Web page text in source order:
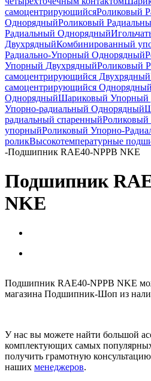
самоцентрирующийсяРоликовый
ОднорядныйРоликовый
Радиальный Однорядный
ДвухрядныйКомбинированный
Радиально-Упорный Однорядный
Упорный ДвухрядныйРоликовый
самоцентрирующийся Двухрядный
самоцентрирующийся Однорядный
ОднорядныйШариковый Упорный
Упорно-радиальный Однорядный
радиальный спаренный
упорныйРоликовый Упорно-
роликВысокотемпературные
-Подшипник RAE40-NPPB NKE
Подшипник
NKE
Подшипник RAE40-NPPB NKE
магазина Подшипник-Шоп из
У нас вы можете найти большой
комплектующих самых
получить грамотную
наших менеджеров.